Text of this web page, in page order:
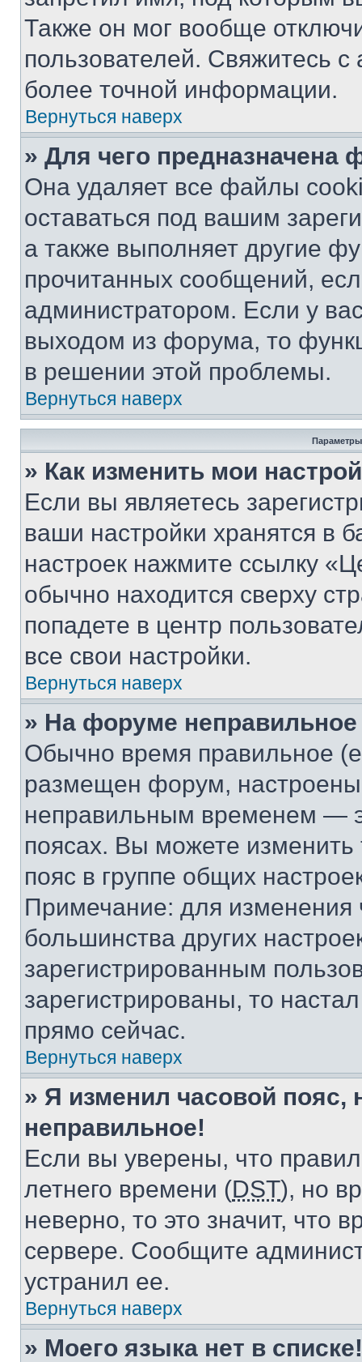
Также он мог вообще
пользователей. Свяжитесь
более точной информации.
Вернуться наверх
» Для чего предназначена
Она удаляет все файлы
оставаться под вашим
а также выполняет другие
прочитанных сообщений,
администратором. Если у
выходом из форума, то
в решении этой проблемы.
Вернуться наверх
Параметры
» Как изменить мои
Если вы являетесь
ваши настройки хранятся в
настроек нажмите ссылку
обычно находится сверху
попадете в центр
все свои настройки.
Вернуться наверх
» На форуме
Обычно время правильное
размещен форум, настроены
неправильным временем —
поясах. Вы можете изменить
пояс в группе общих
Примечание: для изменения
большинства других
зарегистрированным
зарегистрированы, то
прямо сейчас.
Вернуться наверх
» Я изменил часовой пояс,
неправильное!
Если вы уверены, что
летнего времени (DST), но
неверно, то это значит, что
сервере. Сообщите
устранил ее.
Вернуться наверх
» Моего языка нет в списке!